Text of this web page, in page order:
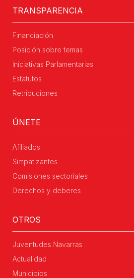
TRANSPARENCIA
Financiación
Posición sobre temas
Iniciativas Parlamentarias
Estatutos
Retribuciones
ÚNETE
Afiliados
Simpatizantes
Comisiones sectoriales
Derechos y deberes
OTROS
Juventudes Navarras
Actualidad
Municipios